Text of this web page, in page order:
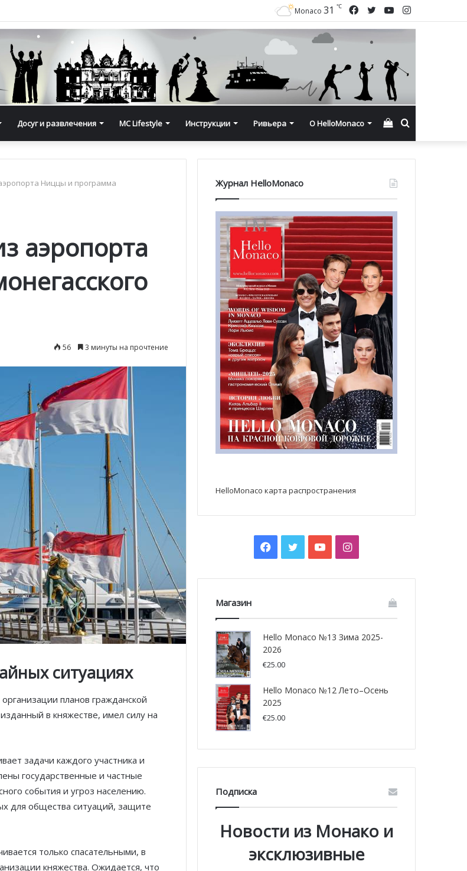
Instagram
YouTube
Twitter
Facebook
Monaco 31 ℃
Досуг и развлечения MC Lifestyle Инструкции Ривьера О HelloMonaco Смотреть
корзину
Ниццы и программа
аэропорта
56 3 минуты на прочтение
ситуациях
планов гражданской
в княжестве, имел силу на
задачи каждого участника и
государственные и частные
события и угроз населению.
для общества ситуаций, защите
только спасательными, в
княжества. Ожидается, что
Журнал HelloMonaco
HelloMonaco карта распространения
Facebook
TwitterYouTubeInstagram
Магазин
Hello Monaco №13 Зима 2025-
2026
€25.00
Hello Monaco №12 Лето–Осень
2025
€25.00
Подписка
Новости из Монако и
эксклюзивные